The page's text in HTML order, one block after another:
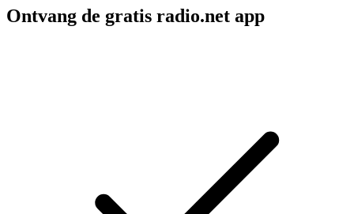
Ontvang de gratis radio.net app